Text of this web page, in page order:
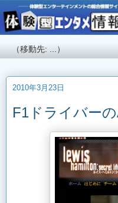
2010年3月23日
F1ドライバー